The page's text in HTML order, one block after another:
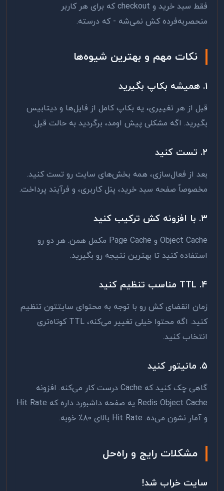
فقط سبد خرید و checkout که برای هر کاربر
منحصربه‌فرده کش نمی‌شه - که درسته.
نکات مهم و بهترین شیوه‌ها
۱. همیشه بکاپ بگیرید
قبل از هر تغییری، یه بکاپ کامل از فایل‌ها و دیتابیس
بگیرید. اگه مشکلی پیش اومد، برگردید به حالت قبل.
۲. تست کنید
بعد از فعال‌سازی، همه بخش‌های سایت رو تست کنید.
مخصوصاً صفحه سبد خرید، پنل کاربری، و فرآیند پرداخت.
۳. با افزونه کش ترکیب کنید
Object Cache و Page Cache مکمل همن. هر دو رو
استفاده کنید تا بهترین نتیجه رو بگیرید.
۴. TTL مناسب تنظیم کنید
زمان انقضای کش رو با توجه به محتوای سایتتون تنظیم
کنید. اگه محتوا خیلی تغییر می‌کنه، TTL کوتاه‌تری
انتخاب کنید.
۵. مانیتور کنید
گاهی چک کنید که Cache درست کار می‌کنه. افزونه
Redis Object Cache یه صفحه داشبورد داره که Hit Rate
و آمار نشون می‌ده. Hit Rate بالای ۸۰٪ خوبه.
مشکلات رایج و راه‌حل
سایت خراب شد!